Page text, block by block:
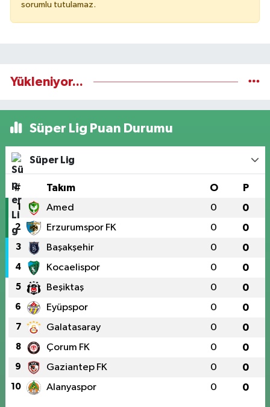
sorumlu tutulamaz.
Yükleniyor...
Süper Lig Puan Durumu
Süper Lig
# Takım O P
1 Amed 0 0
2 Erzurumspor FK 0 0
3 Başakşehir 0 0
4 Kocaelispor 0 0
5 Beşiktaş 0 0
6 Eyüpspor 0 0
7 Galatasaray 0 0
8 Çorum FK 0 0
9 Gaziantep FK 0 0
10 Alanyaspor 0 0